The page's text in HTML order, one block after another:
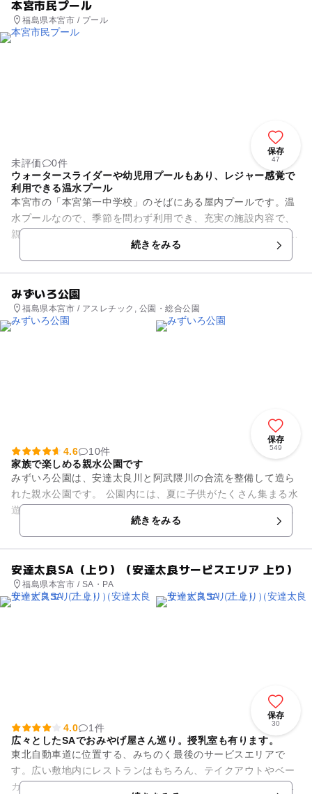
本宮市民プール
福島県本宮市 / プール
保存
47
未評価
0件
ウォータースライダーや幼児用プールもあり、レジャー感覚で
利用できる温水プール
本宮市の「本宮第一中学校」のそばにある屋内プールです。温
水プールなので、季節を問わず利用でき、充実の施設内容で、
親子連れに人気のスポット。 通常の遊泳ができる25mプールの
続きをみる
みずいろ公園
福島県本宮市 / アスレチック, 公園・総合公園
保存
549
4.6
10件
家族で楽しめる親水公園です
みずいろ公園は、安達太良川と阿武隈川の合流を整備して造ら
れた親水公園です。 公園内には、夏に子供がたくさん集まる水
遊び場がありますが、どれも水の深さが浅く設計され、小さな
続きをみる
安達太良SA（上り）（安達太良サービスエリア 上り）
福島県本宮市 / SA・PA
保存
30
4.0
1件
広々としたSAでおみやげ屋さん巡り。授乳室も有ります。
東北自動車道に位置する、みちのく最後のサービスエリアで
す。広い敷地内にレストランはもちろん、テイクアウトやベー
カリー、お土産店がズラリ。レストラン・軽食コーナーでは、